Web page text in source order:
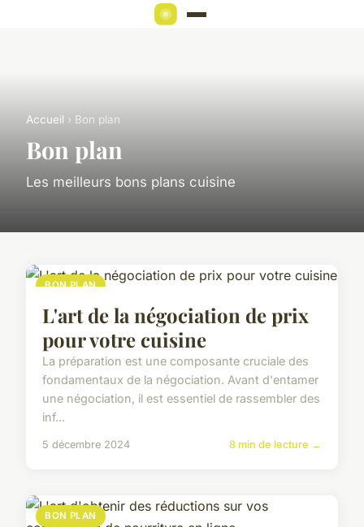
Accueil › Bon plan
Bon plan
Les meilleurs bons plans cuisine
BON PLAN
L'art de la négociation de prix
pour votre cuisine
La préparation est une composante cruciale des
fondamentaux de la négociation. Avant d'entamer
une négociation, il est essentiel de rassembler des
inf...
5 décembre 2024 8 min de lecture →
BON PLAN